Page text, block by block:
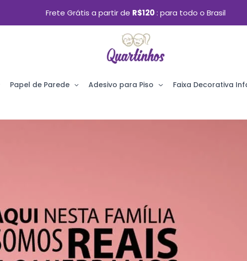
Frete Grátis a partir de R$120 para todo o Brasil
Papel de Parede Adesivo para Piso Faixa Decorativa